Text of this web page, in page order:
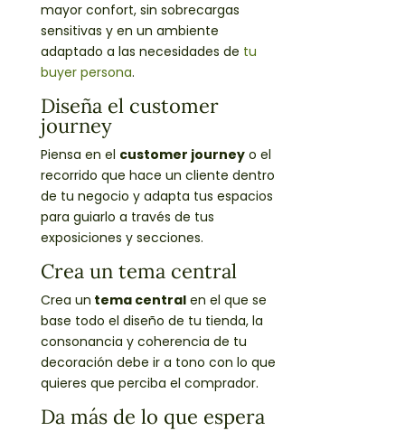
mayor confort, sin sobrecargas
sensitivas y en un ambiente
adaptado a las necesidades de tu
buyer persona.
Diseña el customer
journey
Piensa en el customer journeyo el
recorrido que hace un cliente dentro
de tu negocio y adapta tus espacios
para guiarlo a través de tus
exposiciones y secciones.
Crea un tema central
Crea un tema centralen el que se
base todo el diseño de tu tienda, la
consonancia y coherencia de tu
decoración debe ir a tono con lo que
quieres que perciba el comprador.
Da más de lo que espera